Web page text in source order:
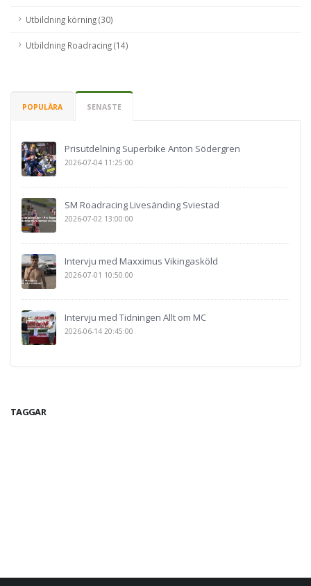
Utbildning körning (30)
Utbildning Roadracing (14)
POPULÄRA SENASTE
Prisutdelning Superbike Anton Södergren
2026-07-04 11:25:00
SM Roadracing Livesänding Sviestad
2026-07-02 13:00:00
Intervju med Maxximus Vikingasköld
2026-07-01 10:50:00
Intervju med Tidningen Allt om MC
2026-06-14 20:45:00
TAGGAR